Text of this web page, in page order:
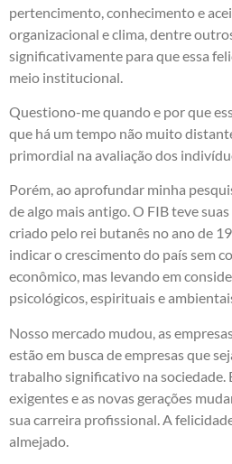
pertencimento, conhecimento e
organizacional e clima, dentre
significativamente para que essa
meio institucional.
Questiono-me quando e por que
que há um tempo não muito
primordial na avaliação dos
Porém, ao aprofundar minha
de algo mais antigo. O FIB teve
criado pelo rei butanês no ano de
indicar o crescimento do país sem
econômico, mas levando em
psicológicos, espirituais e
Nosso mercado mudou, as
estão em busca de empresas que
trabalho significativo na sociedade.
exigentes e as novas gerações
sua carreira profissional. A
almejado.